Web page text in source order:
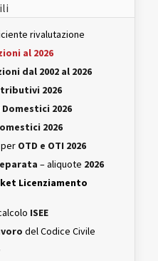
rivalutazione
al 2026
dal 2002 al 2026
2026
Domestici 2026
2026
per OTD e OTI 2026
– aliquote 2026
Licenziamento
ISEE
del Codice Civile